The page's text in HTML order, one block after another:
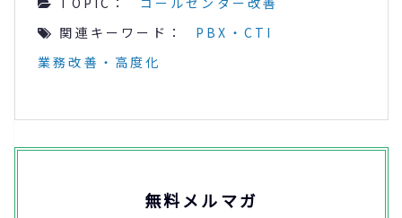
関連キーワード：
PBX・CTI
業務改善・高度化
無料メルマガ